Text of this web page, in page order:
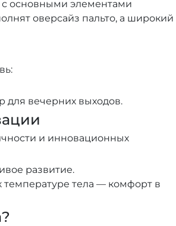
с основными элементами
оверсайз пальто, а широкий
для вечерних выходов.
и инновационных
развитие.
тела — комфорт в